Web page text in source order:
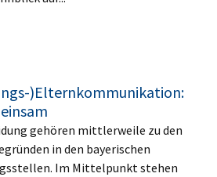
)Elternkommunikation:
gehören mittlerweile zu den
in den bayerischen
Im Mittelpunkt stehen